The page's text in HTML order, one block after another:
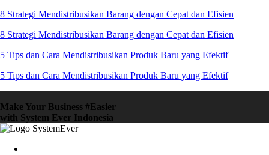
8 Strategi Mendistribusikan Barang dengan Cepat dan Efisien
8 Strategi Mendistribusikan Barang dengan Cepat dan Efisien
5 Tips dan Cara Mendistribusikan Produk Baru yang Efektif
5 Tips dan Cara Mendistribusikan Produk Baru yang Efektif
Make Your Business #Easier
with System Ever Indonesia